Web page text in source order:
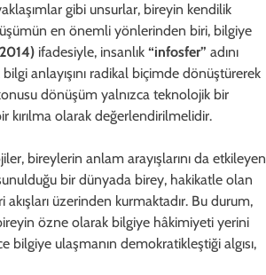
gibi unsurlar, bireyin kendilik
en önemli yönlerinden biri, bilgiye
ifadesiyle, insanlık “infosfer” adını
anlayışını radikal biçimde dönüştürerek
dönüşüm yalnızca teknolojik bir
kırılma olarak değerlendirilmelidir.
bireylerin anlam arayışlarını da etkileyen
bir dünyada birey, hakikatle olan
üzerinden kurmaktadır. Bu durum,
özne olarak bilgiye hâkimiyeti yerini
ulaşmanın demokratikleştiği algısı,